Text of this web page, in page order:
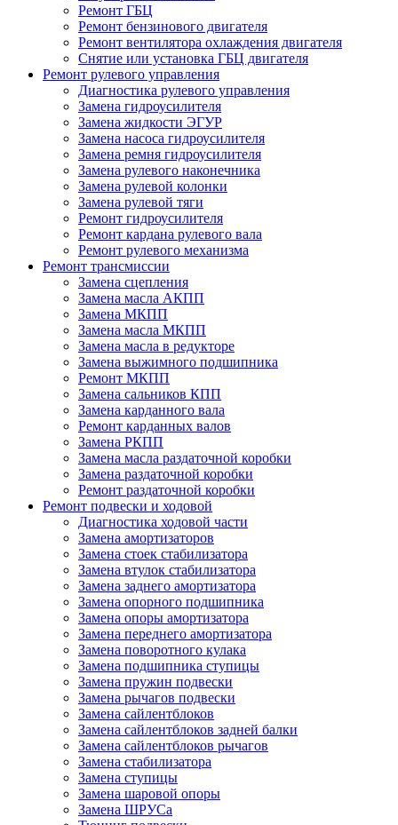
Ремонт ГБЦ
Ремонт бензинового двигателя
Ремонт вентилятора охлаждения двигателя
Снятие или установка ГБЦ двигателя
Ремонт рулевого управления
Диагностика рулевого управления
Замена гидроусилителя
Замена жидкости ЭГУР
Замена насоса гидроусилителя
Замена ремня гидроусилителя
Замена рулевого наконечника
Замена рулевой колонки
Замена рулевой тяги
Ремонт гидроусилителя
Ремонт кардана рулевого вала
Ремонт рулевого механизма
Ремонт трансмиссии
Замена сцепления
Замена масла АКПП
Замена МКПП
Замена масла МКПП
Замена масла в редукторе
Замена выжимного подшипника
Ремонт МКПП
Замена сальников КПП
Замена карданного вала
Ремонт карданных валов
Замена РКПП
Замена масла раздаточной коробки
Замена раздаточной коробки
Ремонт раздаточной коробки
Ремонт подвески и ходовой
Диагностика ходовой части
Замена амортизаторов
Замена стоек стабилизатора
Замена втулок стабилизатора
Замена заднего амортизатора
Замена опорного подшипника
Замена опоры амортизатора
Замена переднего амортизатора
Замена поворотного кулака
Замена подшипника ступицы
Замена пружин подвески
Замена рычагов подвески
Замена сайлентблоков
Замена сайлентблоков задней балки
Замена сайлентблоков рычагов
Замена стабилизатора
Замена ступицы
Замена шаровой опоры
Замена ШРУСа